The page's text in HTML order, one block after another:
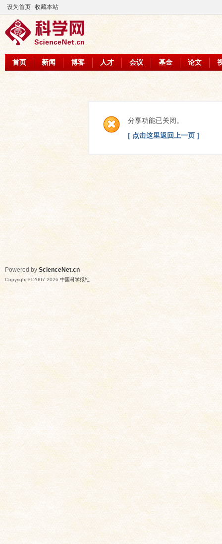
设为首页 收藏本站
首页 新闻 博客 人才 会议 基金 论文
分享功能已关闭。
[ 点击这里返回上一页 ]
Powered by ScienceNet.cn
Copyright © 2007-2026 中国科学报社